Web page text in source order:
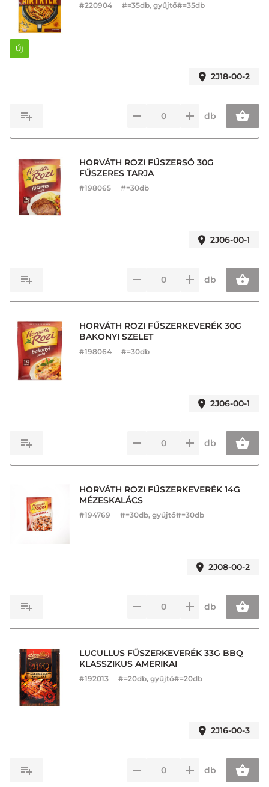
#220904 #=35db, gyűjtő#=35db
Új
2J18-00-2
db
HORVÁTH ROZI FŰSZERSÓ 30G
FŰSZERES TARJA
#198065 #=30db
2J06-00-1
db
HORVÁTH ROZI FŰSZERKEVERÉK 30G
BAKONYI SZELET
#198064 #=30db
2J06-00-1
db
HORVÁTH ROZI FŰSZERKEVERÉK 14G
MÉZESKALÁCS
#194769 #=30db, gyűjtő#=30db
2J08-00-2
db
LUCULLUS FŰSZERKEVERÉK 33G BBQ
KLASSZIKUS AMERIKAI
#192013 #=20db, gyűjtő#=20db
2J16-00-3
db